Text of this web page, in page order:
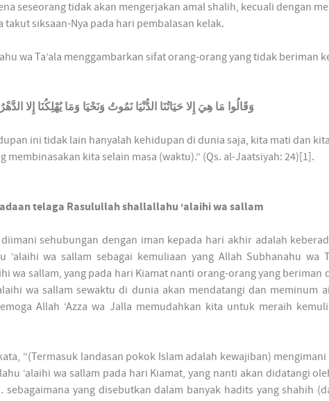
seseorang tidak akan mengerjakan amal shalih, kecuali dengan
takut siksaan-Nya pada hari pembalasan kelak.
wa Ta’ala menggambarkan sifat orang-orang yang tidak beriman
وَقَالُوا مَا هِيَ إِلا حَيَاتُنَا الدُّنْيَا نَمُوتُ وَنَحْيَا وَمَا يُهْلِكُنَا إِلا الدَّهْرُ
ini tidak lain hanyalah kehidupan di dunia saja, kita mati dan
membinasakan kita selain masa (waktu).” (Qs. al-Jaatsiyah: 24)[1].
telaga Rasulullah shallallahu ‘alaihi wa sallam
sehubungan dengan iman kepada hari akhir adalah
‘alaihi wa sallam sebagai kemuliaan yang Allah Subhanahu wa
wa sallam, yang pada hari Kiamat nanti orang-orang yang beriman
wa sallam sewaktu di dunia akan mendatangi dan meminum
Allah ‘Azza wa Jalla memudahkan kita untuk meraih
“(Termasuk landasan pokok Islam adalah kewajiban)
‘alaihi wa sallam pada hari Kiamat, yang nanti akan didatangi
yang disebutkan dalam banyak hadits yang shahih